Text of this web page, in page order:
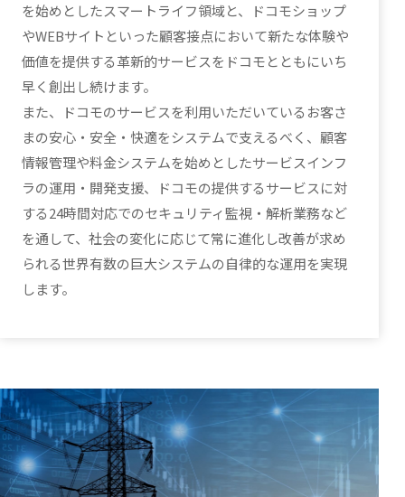
を始めとしたスマートライフ領域と、ドコモショップ
やWEBサイトといった顧客接点において新たな体験や
価値を提供する革新的サービスをドコモとともにいち
早く創出し続けます。
また、ドコモのサービスを利用いただいているお客さ
まの安心・安全・快適をシステムで支えるべく、顧客
情報管理や料金システムを始めとしたサービスインフ
ラの運用・開発支援、ドコモの提供するサービスに対
する24時間対応でのセキュリティ監視・解析業務など
を通して、社会の変化に応じて常に進化し改善が求め
られる世界有数の巨大システムの自律的な運用を実現
します。